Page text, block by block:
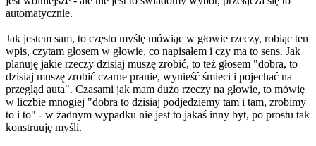
automatycznie.
Jak jestem sam, to często myślę mówiąc w głowie rzeczy, robiąc ten
wpis, czytam głosem w głowie, co napisałem i czy ma to sens. Jak
planuję jakie rzeczy dzisiaj muszę zrobić, to też głosem "dobra, to
dzisiaj muszę zrobić czarne pranie, wynieść śmieci i pojechać na
przegląd auta". Czasami jak mam dużo rzeczy na głowie, to mówię
w liczbie mnogiej "dobra to dzisiaj podjedziemy tam i tam, zrobimy
to i to" - w żadnym wypadku nie jest to jakaś inny byt, po prostu tak
konstruuję myśli.